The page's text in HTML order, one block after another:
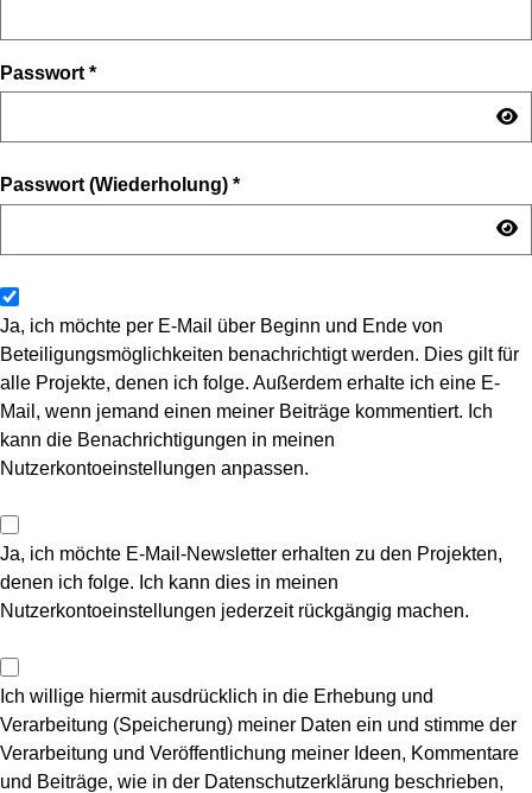
Passwort *
Passwort (Wiederholung) *
Ja, ich möchte per E-Mail über Beginn und Ende von
Beteiligungsmöglichkeiten benachrichtigt werden. Dies gilt für
alle Projekte, denen ich folge. Außerdem erhalte ich eine E-
Mail, wenn jemand einen meiner Beiträge kommentiert. Ich
kann die Benachrichtigungen in meinen
Nutzerkontoeinstellungen anpassen.
Ja, ich möchte E-Mail-Newsletter erhalten zu den Projekten,
denen ich folge. Ich kann dies in meinen
Nutzerkontoeinstellungen jederzeit rückgängig machen.
Ich willige hiermit ausdrücklich in die Erhebung und
Verarbeitung (Speicherung) meiner Daten ein und stimme der
Verarbeitung und Veröffentlichung meiner Ideen, Kommentare
und Beiträge, wie in der Datenschutzerklärung beschrieben,